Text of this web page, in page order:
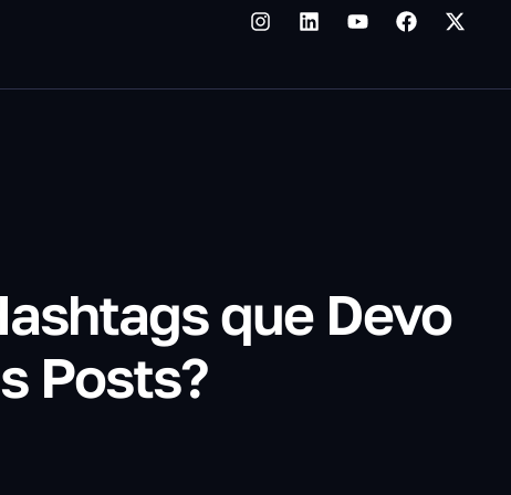
que Devo
Posts?